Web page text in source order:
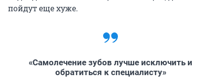
пойдут еще хуже.
«Самолечение зубов лучше исключить и
обратиться к специалисту»